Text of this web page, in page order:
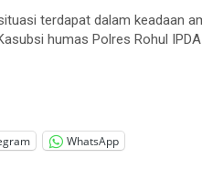
terdapat dalam keadaan
humas Polres Rohul IPDA
WhatsApp